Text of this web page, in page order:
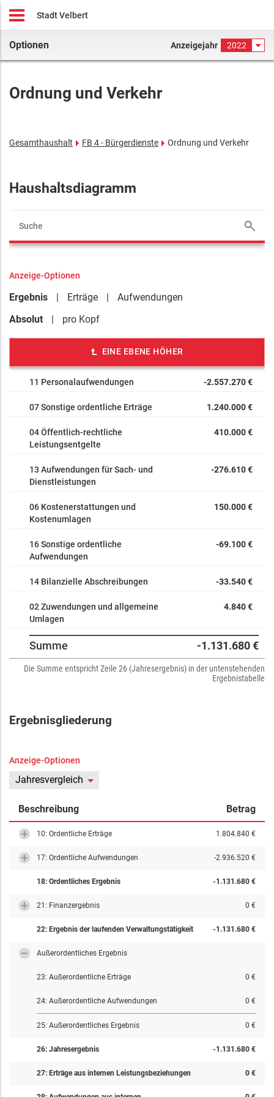
Stadt Velbert
Optionen Anzeigejahr 2022
Ordnung und Verkehr
Gesamthaushalt FB 4 - Bürgerdienste Ordnung und Verkehr
Haushaltsdiagramm
Anzeige-Optionen
Ergebnis Erträge
Aufwendungen
Absolut
pro Kopf
EINE EBENE HÖHER
11 Personalaufwendungen -2.557.270 €
07 Sonstige ordentliche Erträge 1.240.000 €
04 Öffentlich-rechtliche
Leistungsentgelte
410.000 €
13 Aufwendungen für Sach- und
Dienstleistungen
-276.610 €
06 Kostenerstattungen und
Kostenumlagen
150.000 €
16 Sonstige ordentliche
Aufwendungen
-69.100 €
14 Bilanzielle Abschreibungen -33.540 €
02 Zuwendungen und allgemeine
Umlagen
4.840 €
Summe -1.131.680 €
Die Summe entspricht Zeile 26 (Jahresergebnis) in der untenstehenden
Ergebnistabelle
Ergebnisgliederung
Anzeige-Optionen
Jahresvergleich
Beschreibung Betrag
10: Ordentliche Erträge 1.804.840 €
17: Ordentliche Aufwendungen -2.936.520 €
18: Ordentliches Ergebnis -1.131.680 €
21: Finanzergebnis 0 €
22: Ergebnis der laufenden Verwaltungstätigkeit -1.131.680 €
Außerordentliches Ergebnis
23: Außerordentliche Erträge 0 €
24: Außerordentliche Aufwendungen 0 €
25: Außerordentliches Ergebnis 0 €
26: Jahresergebnis -1.131.680 €
27: Erträge aus internen Leistungsbeziehungen 0 €